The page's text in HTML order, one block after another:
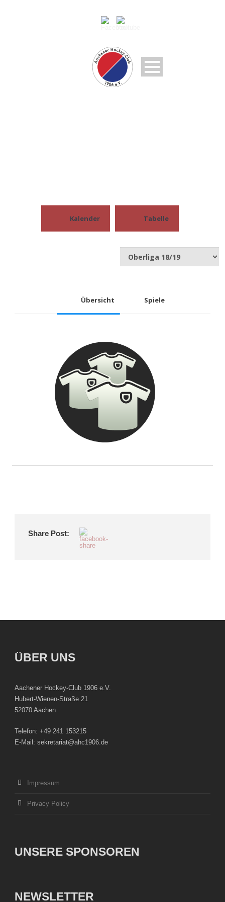
Kalender Tabelle
Übersicht Spiele
Share Post:
ÜBER UNS
Aachener Hockey-Club 1906 e.V.
Hubert-Wienen-Straße 21
52070 Aachen
Telefon: +49 241 153215
E-Mail: sekretariat@ahc1906.de
Impressum
Privacy Policy
UNSERE SPONSOREN
NEWSLETTER